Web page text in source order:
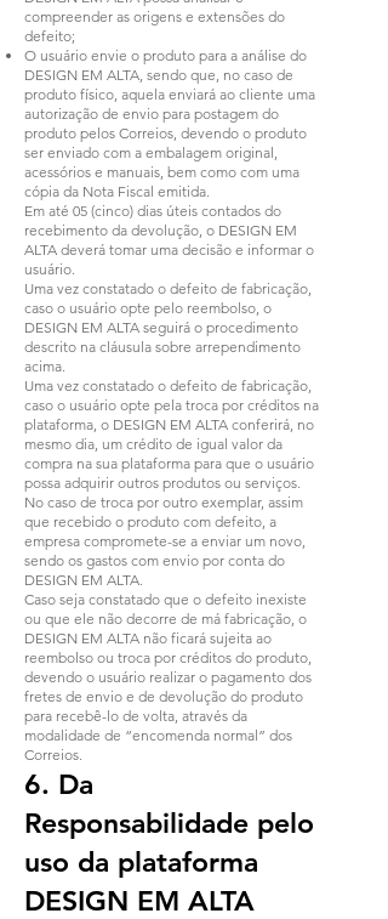
compreender as origens e extensões do
defeito;
O usuário envie o produto para a análise do
DESIGN EM ALTA, sendo que, no caso de
produto físico, aquela enviará ao cliente uma
autorização de envio para postagem do
produto pelos Correios, devendo o produto
ser enviado com a embalagem original,
acessórios e manuais, bem como com uma
cópia da Nota Fiscal emitida.
Em até 05 (cinco) dias úteis contados do
recebimento da devolução, o DESIGN EM
ALTA deverá tomar uma decisão e informar o
usuário.
Uma vez constatado o defeito de fabricação,
caso o usuário opte pelo reembolso, o
DESIGN EM ALTA seguirá o procedimento
descrito na cláusula sobre arrependimento
acima.
Uma vez constatado o defeito de fabricação,
caso o usuário opte pela troca por créditos na
plataforma, o DESIGN EM ALTA conferirá, no
mesmo dia, um crédito de igual valor da
compra na sua plataforma para que o usuário
possa adquirir outros produtos ou serviços.
No caso de troca por outro exemplar, assim
que recebido o produto com defeito, a
empresa compromete-se a enviar um novo,
sendo os gastos com envio por conta do
DESIGN EM ALTA.
Caso seja constatado que o defeito inexiste
ou que ele não decorre de má fabricação, o
DESIGN EM ALTA não ficará sujeita ao
reembolso ou troca por créditos do produto,
devendo o usuário realizar o pagamento dos
fretes de envio e de devolução do produto
para recebê-lo de volta, através da
modalidade de “encomenda normal” dos
Correios.
6. Da
Responsabilidade pelo
uso da plataforma
DESIGN EM ALTA